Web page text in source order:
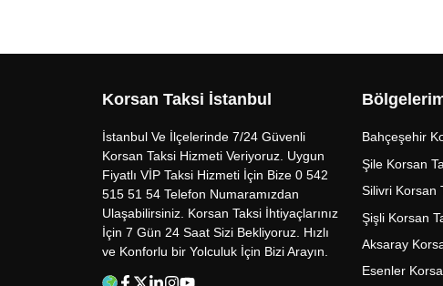
Korsan Taksi İstanbul
İstanbul Ve İlçelerinde 7/24 Güvenli
Korsan Taksi Hizmeti Veriyoruz. Uygun
Fiyatlı VİP Taksi Hizmeti İçin Bize 0 542
515 51 54 Telefon Numaramızdan
Ulaşabilirsiniz. Korsan Taksi İhtiyaçlarınız
İçin 7 Gün 24 Saat Sizi Bekliyoruz. Hızlı
ve Konforlu bir Yolculuk İçin Bizi Arayın.
Bahçeşehir
Şile Korsan
Silivri Korsan
Şişli Korsan
Aksaray
Esenler